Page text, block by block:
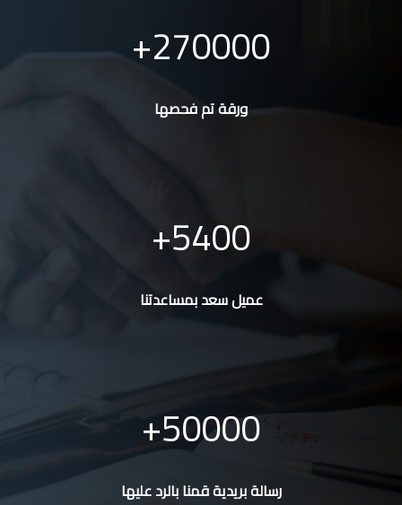
270000
ورقة تم فحصها
5400
عميل سعد بمساعدتنا
50000
رسالة بريدية قمنا بالرد عليها